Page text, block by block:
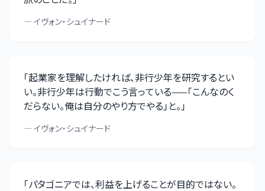
— イヴォン・シュイナード
「起業家を理解したければ、非行少年を研究するとい
い。非行少年は行動でこう言っている——「こんなのく
だらない。俺は自分のやり方でやる」と。」
— イヴォン・シュイナード
「パタゴニアでは、利益を上げることが目的ではない。